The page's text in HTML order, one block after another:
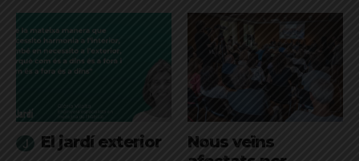
El jardí exterior
Nous veïns